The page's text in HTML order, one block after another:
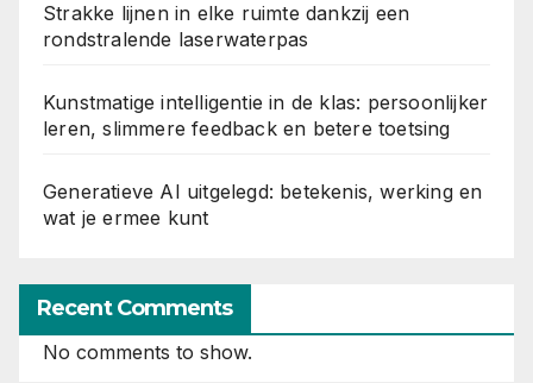
Strakke lijnen in elke ruimte dankzij een
rondstralende laserwaterpas
Kunstmatige intelligentie in de klas: persoonlijker
leren, slimmere feedback en betere toetsing
Generatieve AI uitgelegd: betekenis, werking en
wat je ermee kunt
Recent Comments
No comments to show.